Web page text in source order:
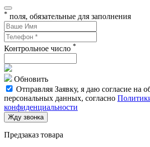
* поля, обязательные для заполнения
Контрольное число *
Обновить
Отправляя Заявку, я даю согласие на
персональных данных, согласно
конфиденциальности
Жду звонка
Предзаказ товара